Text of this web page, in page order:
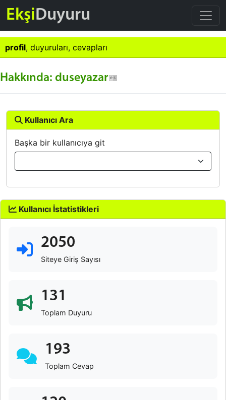
EkşiDuyuru
profil, duyuruları, cevapları
Hakkında: duseyazar
Kullanıcı Ara
Başka bir kullanıcıya git
Kullanıcı İstatistikleri
2050
Siteye Giriş Sayısı
131
Toplam Duyuru
193
Toplam Cevap